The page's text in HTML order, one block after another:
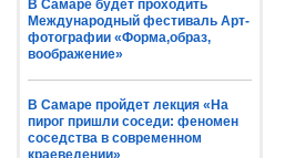
В Самаре будет проходить
Международный фестиваль Арт-
фотографии «Форма,образ,
воображение»
В Самаре пройдет лекция «На
пирог пришли соседи: феномен
соседства в современном
краеведении»